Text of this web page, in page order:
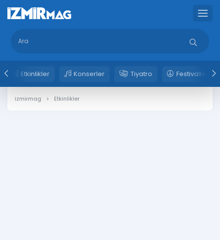
Etkinlikler Konserler Tiyatro Festivaller
izmirmag Etkinlikler